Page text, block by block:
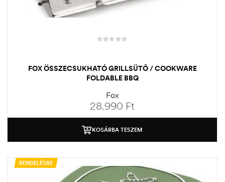
FOX ÖSSZECSUKHATÓ GRILLSÜTŐ / COOKWARE
FOLDABLE BBQ
Fox
28.990 Ft
KOSÁRBA TESZEM
RENDELÉSRE